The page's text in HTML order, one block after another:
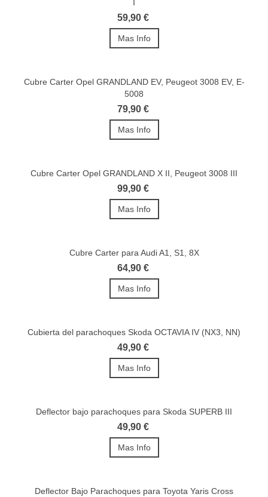
I
59,90 €
Mas Info
Cubre Carter Opel GRANDLAND EV, Peugeot 3008 EV, E-
5008
79,90 €
Mas Info
Cubre Carter Opel GRANDLAND X II, Peugeot 3008 III
99,90 €
Mas Info
Cubre Carter para Audi A1, S1, 8X
64,90 €
Mas Info
Cubierta del parachoques Skoda OCTAVIA IV (NX3, NN)
49,90 €
Mas Info
Deflector bajo parachoques para Skoda SUPERB III
49,90 €
Mas Info
Deflector Bajo Parachoques para Toyota Yaris Cross